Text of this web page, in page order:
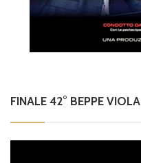
FINALE 42° BEPPE VIOLA